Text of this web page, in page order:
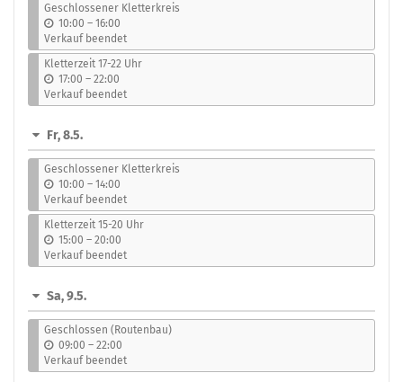
Geschlossener Kletterkreis
10:00 –b
i
s
16:00
Verkauf beendet
Kletterzeit 17-22 Uhr
17:00 –b
i
s
22:00
Verkauf beendet
Fr, 8.5.
Geschlossener Kletterkreis
10:00 –b
i
s
14:00
Verkauf beendet
Kletterzeit 15-20 Uhr
15:00 –b
i
s
20:00
Verkauf beendet
Sa, 9.5.
Geschlossen (Routenbau)
09:00 –b
i
s
22:00
Verkauf beendet